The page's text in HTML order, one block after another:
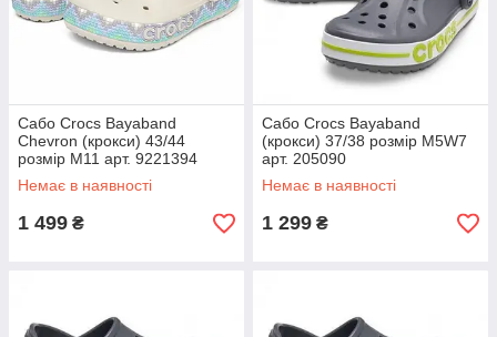
Сабо Crocs Bayaband
Chevron (крокси) 43/44
розмір M11 арт. 9221394
Немає в наявності
1 499 ₴
Сабо Crocs Bayaband
(крокси) 37/38 розмір M5W7
арт. 205090
Немає в наявності
1 299 ₴